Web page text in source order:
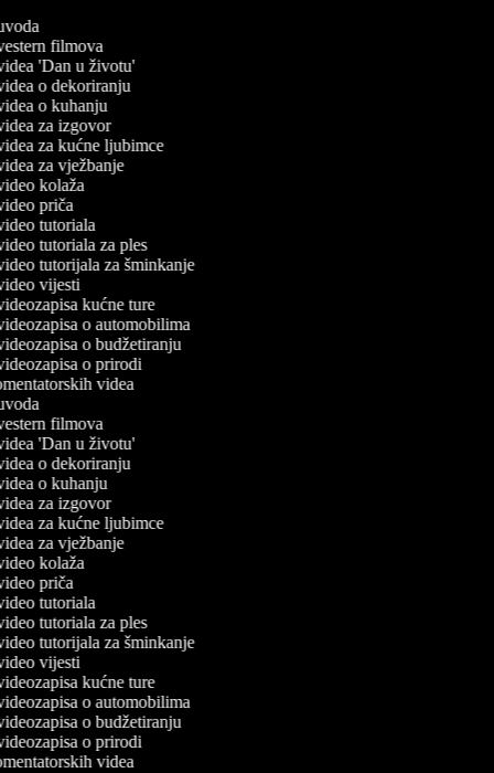
filmova
'Dan u životu'
o dekoriranju
o kuhanju
za izgovor
za kućne ljubimce
za vježbanje
kolaža
priča
tutoriala
tutoriala za ples
tutorijala za šminkanje
vijesti
kućne ture
o automobilima
o budžetiranju
o prirodi
videa
filmova
'Dan u životu'
o dekoriranju
o kuhanju
za izgovor
za kućne ljubimce
za vježbanje
kolaža
priča
tutoriala
tutoriala za ples
tutorijala za šminkanje
vijesti
kućne ture
o automobilima
o budžetiranju
o prirodi
videa